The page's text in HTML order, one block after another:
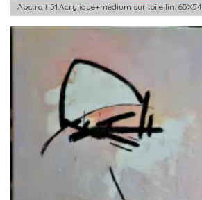
Abstrait 51.Acrylique+médium sur toile lin. 65X54